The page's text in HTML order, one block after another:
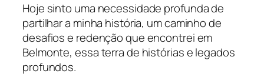
Hoje sinto uma necessidade profunda de
partilhar a minha história, um caminho de
desafios e redenção que encontrei em
Belmonte, essa terra de histórias e legados
profundos.